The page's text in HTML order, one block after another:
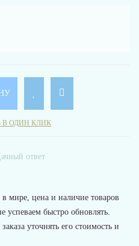
В ОДИН КЛИК
мире, цена и наличие товаров
быстро обновлять.
уточнять его стоимость и